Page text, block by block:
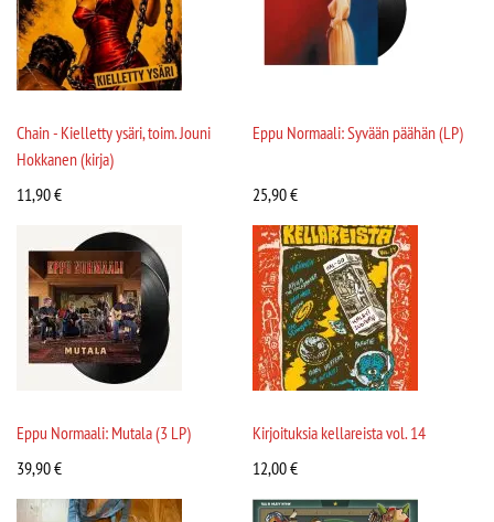
Chain - Kielletty ysäri, toim. Jouni
Hokkanen (kirja)
11,90€
Eppu Normaali: Syvään päähän (LP)
25,90€
Eppu Normaali: Mutala (3 LP)
39,90€
Kirjoituksia kellareista vol. 14
12,00€